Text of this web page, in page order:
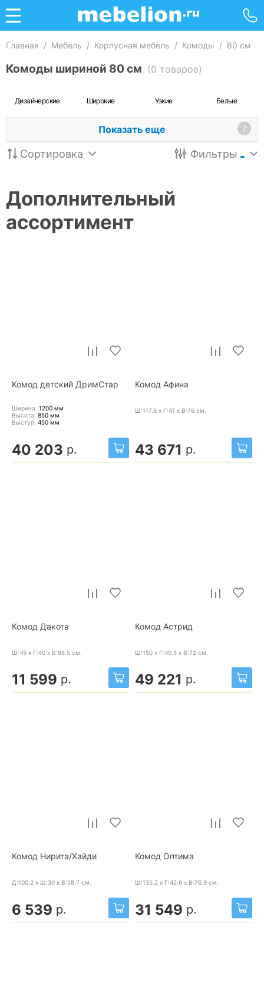
Главная / Мебель / Корпусная мебель / Комоды / 80 см
Комоды шириной 80 см (0 товаров)
Дизайнерские Широкие Узкие Белые
Показать еще 7
Сортировка Фильтры
Дополнительный
ассортимент
Комод детский ДримСтар
Ширина: 1200 мм
Высота: 850 мм
Выступ: 450 мм
40 203 р.
Комод Афина
Ш:117.8 x Г:41 x В:76 см.
43 671 р.
Комод Дакота
Ш:45 x Г:40 x В:88.5 см.
11 599 р.
Комод Астрид
Ш:150 x Г:40.5 x В:72 см.
49 221 р.
Комод Нирита/Хайди
Д:100.2 x Ш:30 x В:58.7 см.
6 539 р.
Комод Оптима
Ш:135.2 x Г:42.6 x В:76.9 см.
31 549 р.